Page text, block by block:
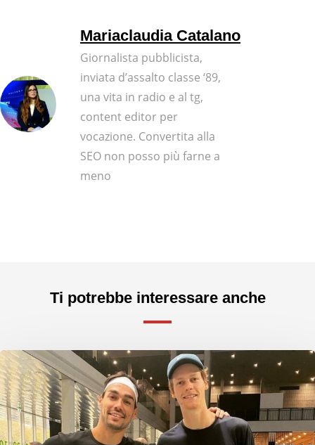
Mariaclaudia Catalano
Giornalista pubblicista,
inviata d’assalto classe ‘89,
una vita in radio e al tg,
content editor per
vocazione. Convertita alla
SEO non posso più farne a
meno
Ti potrebbe interessare anche